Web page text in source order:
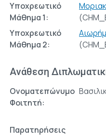
Υποχρεωτικό
Μάθημα 1:
Υποχρεωτικό
Μάθημα 2:
Ανάθεση
Ονοματεπώνυμο
Φοιτητή:
Παρατηρήσεις